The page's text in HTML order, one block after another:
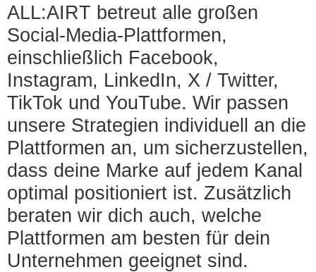
ALL:AIRT betreut alle großen
Social-Media-Plattformen,
einschließlich Facebook,
Instagram, LinkedIn, X / Twitter,
TikTok und YouTube. Wir passen
unsere Strategien individuell an die
Plattformen an, um sicherzustellen,
dass deine Marke auf jedem Kanal
optimal positioniert ist. Zusätzlich
beraten wir dich auch, welche
Plattformen am besten für dein
Unternehmen geeignet sind.